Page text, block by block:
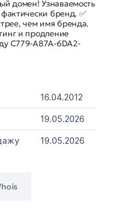
домен! Узнаваемость
бренд. ✅
чем имя бренда.
и продление
C779-A87A-6DA2-
16.04.2012
19.05.2026
19.05.2026